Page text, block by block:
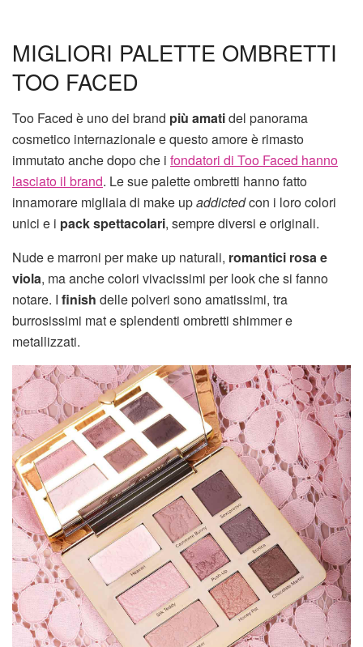
MIGLIORI PALETTE OMBRETTI
TOO FACED
Too Faced è uno dei brand più amatidel panorama
cosmetico internazionale e questo amore è rimasto
immutato anche dopo che i fondatori di Too Faced hanno
lasciato il brand. Le sue palette ombretti hanno fatto
innamorare migliaia di make upaddictedcon i loro colori
unici e i pack spettacolari, sempre diversi e originali.
Nude e marroni per make up naturali, romantici rosa e
viola, ma anche colori vivacissimi per look che si fanno
notare. I finish delle polveri sono amatissimi, tra
burrosissimi mat e splendenti ombretti shimmer e
metallizzati.